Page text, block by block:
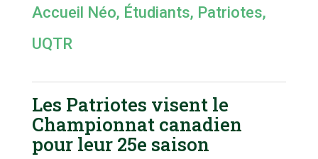
Accueil Néo, Étudiants, Patriotes,
UQTR
Les Patriotes visent le
Championnat canadien
pour leur 25e saison